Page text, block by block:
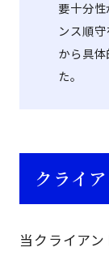
要十分
ンス順
から具
た。
クライ
当クライア